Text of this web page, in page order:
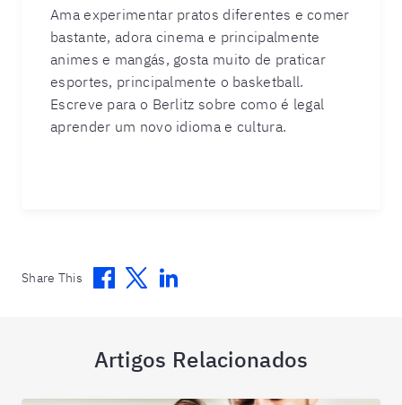
Ama experimentar pratos diferentes e comer
bastante, adora cinema e principalmente
animes e mangás, gosta muito de praticar
esportes, principalmente o basketball.
Escreve para o Berlitz sobre como é legal
aprender um novo idioma e cultura.
Share This Facebook
TwitterLinkedin
Artigos Relacionados